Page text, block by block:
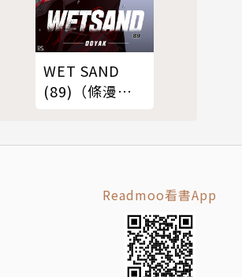
WET SAND
(89)（條漫
Readmoo看書App